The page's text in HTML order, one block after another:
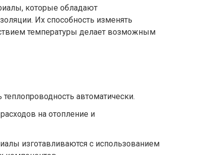
которые обладают
Их способность изменять
температуры делает возможным
теплопроводность автоматически.
на отопление и
изготавливаются с использованием